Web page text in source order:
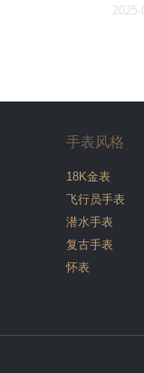
手表风格
18K金表
飞行员手表
潜水手表
复古手表
怀表